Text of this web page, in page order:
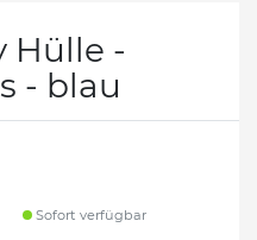
Hülle -
- blau
Sofort verfügbar